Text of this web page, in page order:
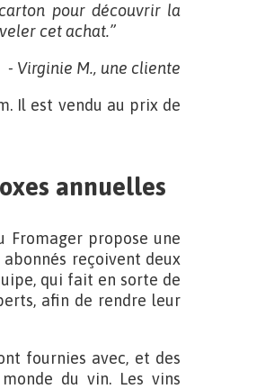
pour découvrir la
cet achat.”
- Virginie M., une cliente
Il est vendu au prix de
annuelles
Fromager propose une
reçoivent deux
qui fait en sorte de
afin de rendre leur
fournies avec, et des
du vin. Les vins